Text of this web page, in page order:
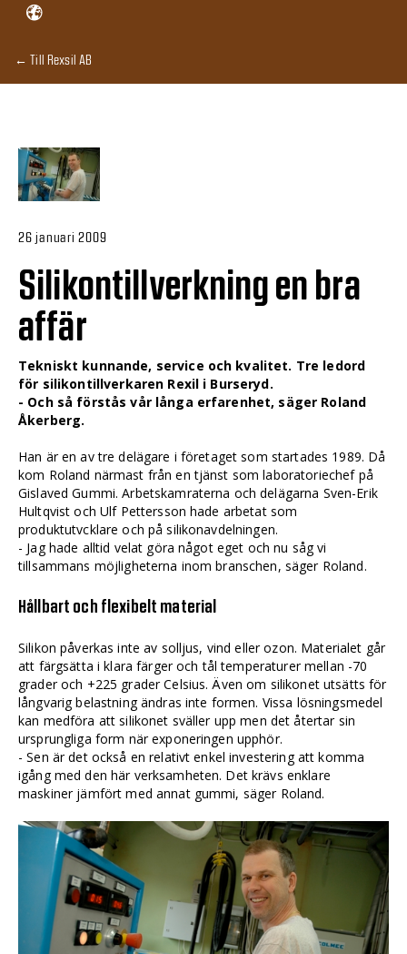
← Till Rexsil AB
26 januari 2009
Silikontillverkning en bra
affär
Tekniskt kunnande, service och kvalitet. Tre ledord
för silikontillverkaren Rexil i Burseryd.
- Och så förstås vår långa erfarenhet, säger Roland
Åkerberg.
Han är en av tre delägare i företaget som startades 1989. Då
kom Roland närmast från en tjänst som laboratoriechef på
Gislaved Gummi. Arbetskamraterna och delägarna Sven-Erik
Hultqvist och Ulf Pettersson hade arbetat som
produktutvcklare och på silikonavdelningen.
- Jag hade alltid velat göra något eget och nu såg vi
tillsammans möjligheterna inom branschen, säger Roland.
Hållbart och flexibelt material
Silikon påverkas inte av solljus, vind eller ozon. Materialet går
att färgsätta i klara färger och tål temperaturer mellan -70
grader och +225 grader Celsius. Även om silikonet utsätts för
långvarig belastning ändras inte formen. Vissa lösningsmedel
kan medföra att silikonet sväller upp men det återtar sin
ursprungliga form när exponeringen upphör.
- Sen är det också en relativt enkel investering att komma
igång med den här verksamheten. Det krävs enklare
maskiner jämfört med annat gummi, säger Roland.